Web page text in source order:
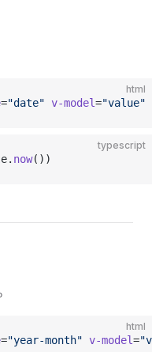
html
="date" v-model="value"
typescript
now())
html
="year-month" v-model=